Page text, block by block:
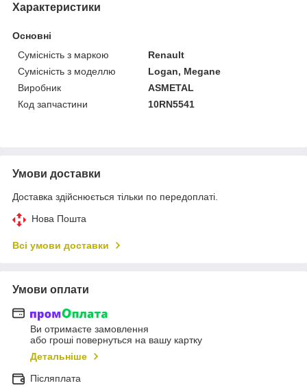
Характеристики
Основні
Сумісність з маркою
Renault
Сумісність з моделлю
Logan, Megane
Виробник
ASMETAL
Код запчастини
10RN5541
Умови доставки
Доставка здійснюється тільки по передоплаті.
Нова Пошта
Всі умови доставки
Умови оплати
Ви отримаєте замовлення
або гроші повернуться на вашу картку
Детальніше
Післяплата